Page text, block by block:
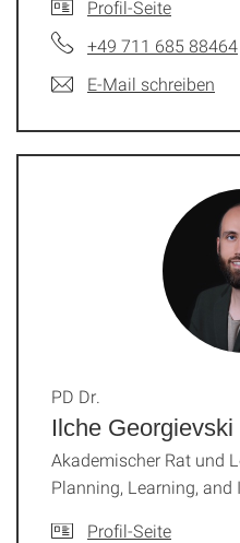
Profil-Seite
+49 711 685 88464
E-Mail schreiben
Ilche Georgievski
PD Dr.
Akademischer Rat und
Planning, Learning,
Profil-Seite